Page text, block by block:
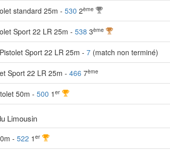
standard 25m - 530 2ème
Sport 22 LR 25m - 538 3ème
Sport 22 LR 25m - 7 (match non terminé)
Sport 22 LR 25m - 466 7ème
50m - 500 1 er
Limousin
- 522 1 er